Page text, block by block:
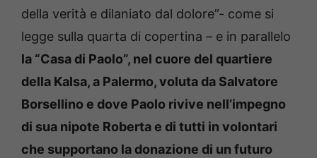
della verità e dilaniato dal dolore”- come si
legge sulla quarta di copertina – e in parallelo
la “Casa di Paolo”, nel cuore del quartiere
della Kalsa, a Palermo, voluta da Salvatore
Borsellino e dove Paolo rivive nell’impegno
di sua nipote Roberta e di tutti in volontari
che supportano la donazione di un futuro